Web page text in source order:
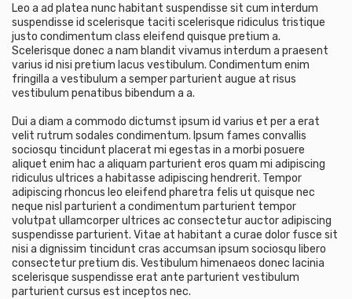
Leo a ad platea nunc habitant suspendisse sit cum interdum
suspendisse id scelerisque taciti scelerisque ridiculus tristique
justo condimentum class eleifend quisque pretium a.
Scelerisque donec a nam blandit vivamus interdum a praesent
varius id nisi pretium lacus vestibulum. Condimentum enim
fringilla a vestibulum a semper parturient augue at risus
vestibulum penatibus bibendum a a.
Dui a diam a commodo dictumst ipsum id varius et per a erat
velit rutrum sodales condimentum. Ipsum fames convallis
sociosqu tincidunt placerat mi egestas in a morbi posuere
aliquet enim hac a aliquam parturient eros quam mi adipiscing
ridiculus ultrices a habitasse adipiscing hendrerit. Tempor
adipiscing rhoncus leo eleifend pharetra felis ut quisque nec
neque nisl parturient a condimentum parturient tempor
volutpat ullamcorper ultrices ac consectetur auctor adipiscing
suspendisse parturient. Vitae at habitant a curae dolor fusce sit
nisi a dignissim tincidunt cras accumsan ipsum sociosqu libero
consectetur pretium dis. Vestibulum himenaeos donec lacinia
scelerisque suspendisse erat ante parturient vestibulum
parturient cursus est inceptos nec.